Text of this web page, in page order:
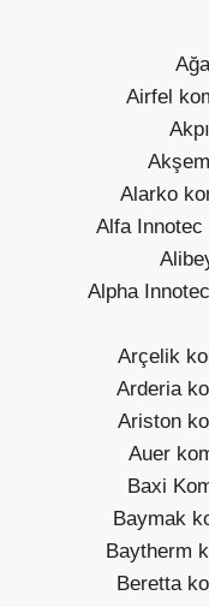
Airfel
Alarko
Alfa
Alpha
Arçelik
Arderia
Ariston
Auer
Baxi
Baymak
Baytherm
Beretta